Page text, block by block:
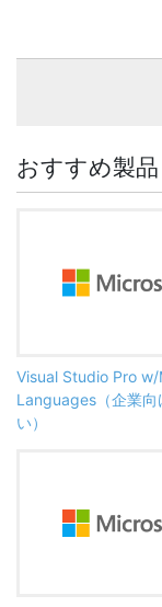
おすすめ製品
Visual Studio Pro w/
Languages（企業向
い）